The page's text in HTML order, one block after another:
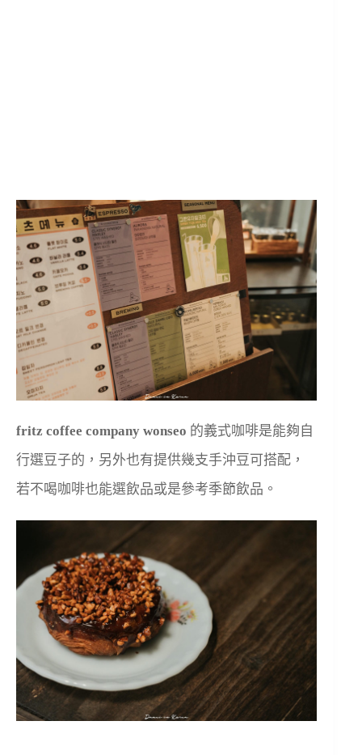
fritz coffee company wonseo 的義式咖啡是能夠自
行選豆子的，另外也有提供幾支手沖豆可搭配，
若不喝咖啡也能選飲品或是參考季節飲品。